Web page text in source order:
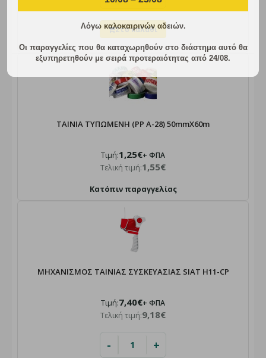
Λόγω καλοκαιρινών αδειών.
Οι παραγγελίες που θα καταχωρηθούν στο διάστημα αυτό θα
εξυπηρετηθούν με σειρά προτεραιότητας από 24/08.
ΤΑΙΝΙΑ ΤΥΠΩΜΕΝΗ (PP A-28) 50mmX60m
Τιμή:1,25€+ ΦΠΑ
Τελική τιμή:1,55€
Κατόπιν παραγγελίας
ΜΗΧΑΝΙΣΜΟΣ ΤΑΙΝΙΑΣ ΣΥΣΚΕΥΑΣΙΑΣ SIAT H11-CP
Τιμή:7,40€+ ΦΠΑ
Τελική τιμή:9,18€
- +